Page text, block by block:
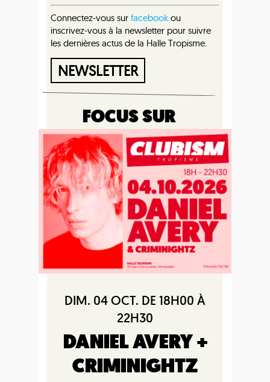
Connectez-vous sur facebook ou
inscrivez-vous à la newsletter pour suivre
les dernières actus de la Halle Tropisme.
NEWSLETTER
FOCUS SUR
DIM. 04 OCT. DE 18H00 À
22H30
DANIEL AVERY +
CRIMINIGHTZ